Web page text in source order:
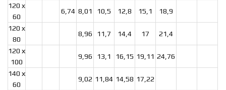
120 x
60
6,74 8,01 10,5 12,8 15,1 18,9
120 x
80
8,96 11,7 14,4 17 21,4
120 х
100
9,96 13,1 16,15 19,11 24,76
140 х
60
9,02 11,84 14,58 17,22